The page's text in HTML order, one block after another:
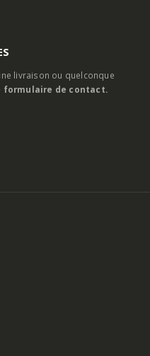
livraison ou quelconque
formulaire de contact.